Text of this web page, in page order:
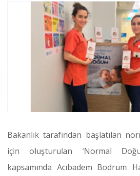
Bakanlık tarafından başlatılan
için oluşturulan ‘Normal
kapsamında Acıbadem Bodrum